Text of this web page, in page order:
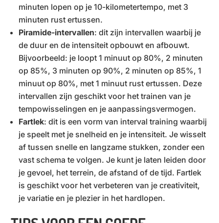
minuten lopen op je 10-kilometertempo, met 3
minuten rust ertussen.
Piramide-intervallen: dit zijn intervallen waarbij je
de duur en de intensiteit opbouwt en afbouwt.
Bijvoorbeeld: je loopt 1 minuut op 80%, 2 minuten
op 85%, 3 minuten op 90%, 2 minuten op 85%, 1
minuut op 80%, met 1 minuut rust ertussen. Deze
intervallen zijn geschikt voor het trainen van je
tempowisselingen en je aanpassingsvermogen.
Fartlek: dit is een vorm van interval training waarbij
je speelt met je snelheid en je intensiteit. Je wisselt
af tussen snelle en langzame stukken, zonder een
vast schema te volgen. Je kunt je laten leiden door
je gevoel, het terrein, de afstand of de tijd. Fartlek
is geschikt voor het verbeteren van je creativiteit,
je variatie en je plezier in het hardlopen.